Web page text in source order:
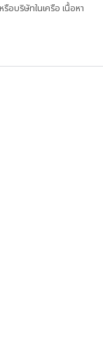
อบริษัทในเครือ เนื้อหา